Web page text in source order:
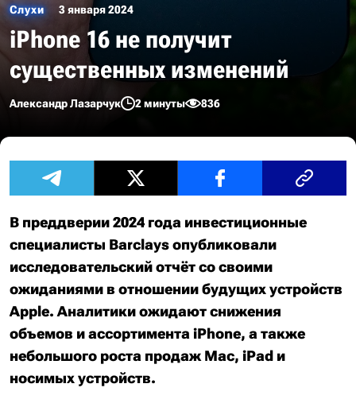
Слухи 3 января 2024
iPhone 16 не получит
существенных изменений
Александр Лазарчук 2 минуты 836
В преддверии 2024 года инвестиционные
специалисты Barclays опубликовали
исследовательский отчёт со своими
ожиданиями в отношении будущих устройств
Apple. Аналитики ожидают снижения
объемов и ассортимента iPhone, а также
небольшого роста продаж Mac, iPad и
носимых устройств.